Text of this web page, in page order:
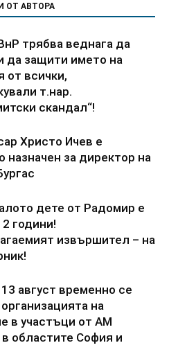
ОТ АВТОРА
трябва веднага да
да защити името на
от всички,
т.нар.
скандал“!
Христо Ичев е
назначен за директор на
дете от Радомир е
години!
извършител – на
август временно се
на
в участъци от АМ
в областите София и